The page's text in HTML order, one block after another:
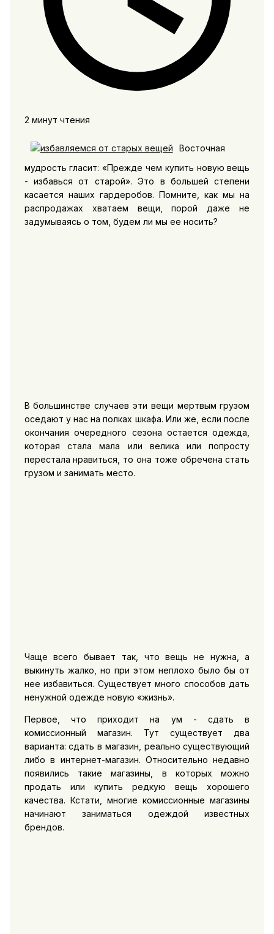
2 минут чтения
Восточная
мудрость гласит: «Прежде чем купить новую вещь
- избавься от старой». Это в большей степени
касается наших гардеробов. Помните, как мы на
распродажах хватаем вещи, порой даже не
задумываясь о том, будем ли мы ее носить?
В большинстве случаев эти вещи мертвым грузом
оседают у нас на полках шкафа. Или же, если после
окончания очередного сезона остается одежда,
которая стала мала или велика или попросту
перестала нравиться, то она тоже обречена стать
грузом и занимать место.
Чаще всего бывает так, что вещь не нужна, а
выкинуть жалко, но при этом неплохо было бы от
нее избавиться. Существует много способов дать
ненужной одежде новую «жизнь».
Первое, что приходит на ум - сдать в
комиссионный магазин. Тут существует два
варианта: сдать в магазин, реально существующий
либо в интернет-магазин. Относительно недавно
появились такие магазины, в которых можно
продать или купить редкую вещь хорошего
качества. Кстати, многие комиссионные магазины
начинают заниматься одеждой известных
брендов.